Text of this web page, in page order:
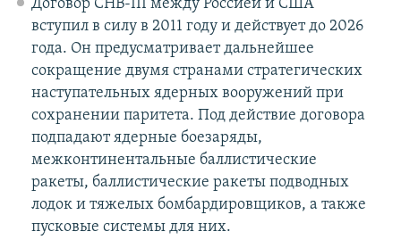
Договор СНВ-III между Россией и США
вступил в силу в 2011 году и действует до 2026
года. Он предусматривает дальнейшее
сокращение двумя странами стратегических
наступательных ядерных вооружений при
сохранении паритета. Под действие договора
подпадают ядерные боезаряды,
межконтинентальные баллистические
ракеты, баллистические ракеты подводных
лодок и тяжелых бомбардировщиков, а также
пусковые системы для них.